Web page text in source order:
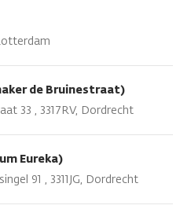
de Bruinestraat)
33 , 3317RV, Dordrecht
Eureka)
91 , 3311JG, Dordrecht